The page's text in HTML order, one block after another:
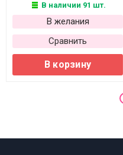
В наличии 91 шт.
В желания
Сравнить
В корзину